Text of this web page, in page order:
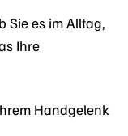
Sie es im Alltag,
Ihre
Handgelenk